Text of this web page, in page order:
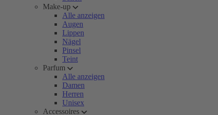
Make-up
Alle anzeigen
Augen
Lippen
Nägel
Pinsel
Teint
Parfum
Alle anzeigen
Damen
Herren
Unisex
Accessoires